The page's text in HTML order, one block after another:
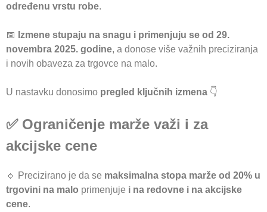
određenu vrstu robe.
📅 Izmene stupaju na snagu i primenjuju se od 29.
novembra 2025. godine, a donose više važnih preciziranja
i novih obaveza za trgovce na malo.
U nastavku donosimo pregled ključnih izmena 👇
✅ Ograničenje marže važi i za
akcijske cene
🔹 Precizirano je da se maksimalna stopa marže od 20% u
trgovini na malo primenjuje i na redovne i na akcijske
cene.